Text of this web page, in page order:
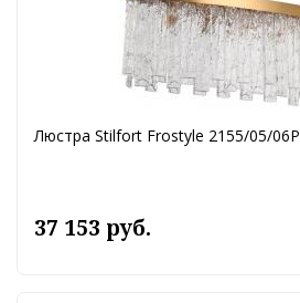
Люстра Stilfort Frostyle 2155/05/06P
37 153 руб.